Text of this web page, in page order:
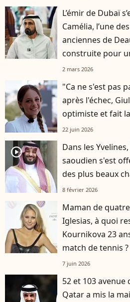
L’émir de Dubaï
Camélia, l’une
anciennes de
construite pour
2 mars 2026
"Ca ne s'est pas
après l'échec,
optimiste et fait
22 juin 2026
player2
Dans les
saoudien s'est
des plus beaux
8 février 2026
Maman de
Iglesias, à quoi
Kournikova 23
match de tennis ?
7 juin 2026
52 et 103 avenue
Qatar a mis la